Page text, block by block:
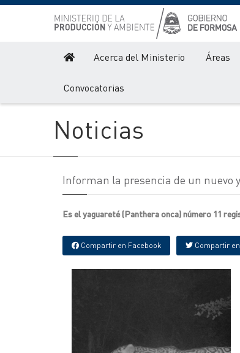
Acerca del Ministerio Áreas
Convocatorias
Producción y Ambiente
Noticias
Informan la presencia de un nuevo
Es el yaguareté (Panthera onca) número 11
Compartir en Facebook Compartir